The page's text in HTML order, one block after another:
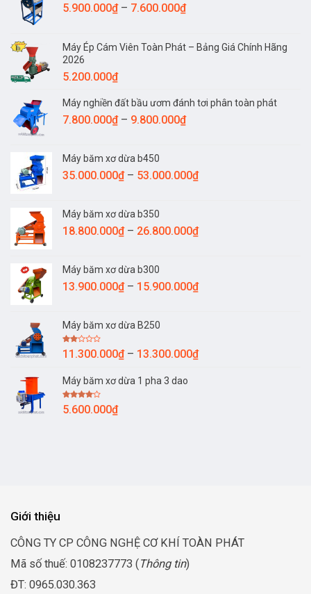
5.900.000₫ – 7.600.000₫Khoảng
5.900.000₫
Máy Ép Cám Viên Toàn Phát – Bảng Giá Chính Hãng
2026
5.200.000₫
Máy nghiền đất bầu ươm đánh tơi phân toàn phát
7.800.000₫ – 9.800.000₫Khoảng
đến
Máy băm xơ dừa b450
35.000.000₫ – 53.000.000₫Khoảng
đến
Máy băm xơ dừa b350
18.800.000₫ – 26.800.000₫Khoảng
đến
Máy băm xơ dừa b300
13.900.000₫ – 15.900.000₫Khoảng
15.900.000₫
Máy băm xơ dừa B250
Được
xếp
5
11.300.000₫ – 13.300.000₫Khoảng
Máy băm xơ dừa 1 pha 3 dao
Được
xếp
5.600.000₫
Giới thiệu
CÔNG TY CP CÔNG NGHỆ CƠ KHÍ TOÀN PHÁT
Mã số thuế: 0108237773 (Thông tin)
ĐT: 0965.030.363